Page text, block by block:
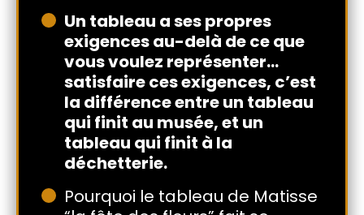
Un tableau a ses propres
exigences au-delà de ce que
vous voulez représenter…
satisfaire ces exigences, c’est
la différence entre un tableau
qui finit au musée, et un
tableau qui finit à la
déchetterie.
Pourquoi le tableau de Matisse